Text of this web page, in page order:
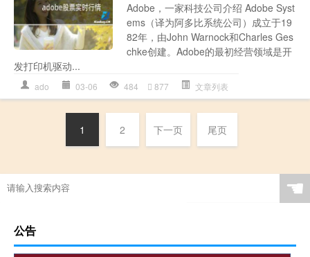
Adobe，一家科技公司介绍 Adobe Syst
ems（译为阿多比系统公司）成立于19
82年，由John Warnock和Charles Ges
chke创建。Adobe的最初经营领域是开
发打印机驱动...
ado 03-06 484 877 文章列表
1 2 下一页 尾页
☚
公告